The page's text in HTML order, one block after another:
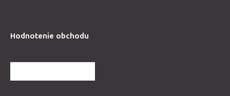
Hodnotenie obchodu